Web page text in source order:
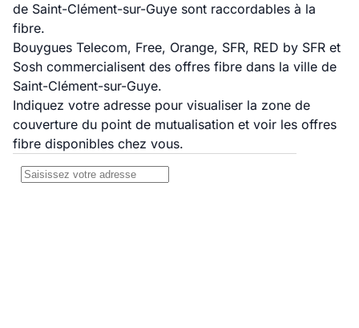
de Saint-Clément-sur-Guye sont raccordables à la
fibre.
Bouygues Telecom, Free, Orange, SFR, RED by SFR et
Sosh commercialisent des offres fibre dans la ville de
Saint-Clément-sur-Guye.
Indiquez votre adresse pour visualiser la zone de
couverture du point de mutualisation et voir les offres
fibre disponibles chez vous.